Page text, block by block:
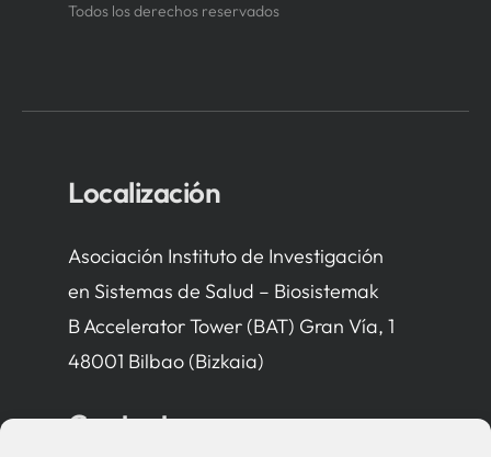
Todos los derechos reservados
Localización
Asociación Instituto de Investigación
en Sistemas de Salud – Biosistemak
B Accelerator Tower (BAT) Gran Vía, 1
48001 Bilbao (Bizkaia)
Contacto